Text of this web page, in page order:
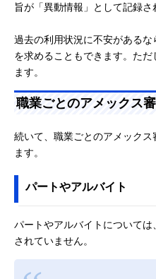
旨が「異動情報」として記録さ
過去の利用状況に不安がある
を求めることもできます。た
ます。
職業ごとのアメックス
続いて、職業ごとのアメック
ます。
パートやアルバイト
パートやアルバイトについて
されていません。